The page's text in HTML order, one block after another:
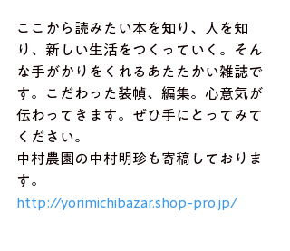
ここから読みたい本を知り、人を知
り、新しい生活をつくっていく。そん
な手がかりをくれるあたたかい雑誌で
す。こだわった装幀、編集。心意気が
伝わってきます。ぜひ手にとってみて
ください。
中村農園の中村明珍も寄稿しておりま
す。
http://yorimichibazar.shop-pro.jp/